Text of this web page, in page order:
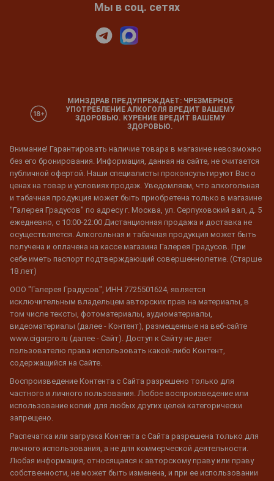
Мы в соц. сетях
МИНЗДРАВ ПРЕДУПРЕЖДАЕТ: ЧРЕЗМЕРНОЕ
УПОТРЕБЛЕНИЕ АЛКОГОЛЯ ВРЕДИТ ВАШЕМУ
ЗДОРОВЬЮ. КУРЕНИЕ ВРЕДИТ ВАШЕМУ
ЗДОРОВЬЮ.
Внимание! Гарантировать наличие товара в магазине невозможно
без его бронирования. Информация, данная на сайте, не считается
публичной офертой. Наши специалисты проконсультируют Вас о
ценах на товар и условиях продаж. Уведомляем, что алкогольная
и табачная продукция может быть приобретена только в магазине
"Галерея Градусов" по адресу г. Москва, ул. Серпуховский вал, д. 5
ежедневно, с 10:00-22:00 Дистанционная продажа и доставка не
осуществляется. Алкогольная и табачная продукция может быть
получена и оплачена на кассе магазина Галерея Градусов. При
себе иметь паспорт подтверждающий совершеннолетие. (Старше
18 лет)
ООО "Галерея Градусов", ИНН 7725501624, является
исключительным владельцем авторских прав на материалы, в
том числе тексты, фотоматериалы, аудиоматериалы,
видеоматериалы (далее - Контент), размещенные на веб-сайте
www.cigarpro.ru (далее - Сайт). Доступ к Сайту не дает
пользователю права использовать какой-либо Контент,
содержащийся на Сайте.
Воспроизведение Контента с Сайта разрешено только для
частного и личного пользования. Любое воспроизведение или
использование копий для любых других целей категорически
запрещено.
Распечатка или загрузка Контента с Сайта разрешена только для
личного использования, а не для коммерческой деятельности.
Любая информация, относящаяся к авторскому праву или праву
собственности, не может быть изменена, и при ее использовании